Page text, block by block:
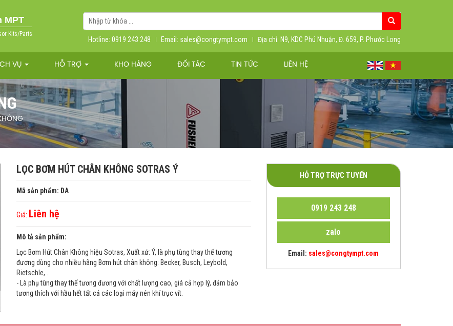
MPT
Kits/Parts
Hotline: 0919 243 248 Email: sales@congtympt.com Địa chỉ: N9, KDC Phú Nhuận, Đ. 659, P. Phước Long
VỤ HỖ TRỢ KHO HÀNG ĐỐI TÁC TIN TỨC LIÊN HỆ
LỌC BƠM HÚT CHÂN KHÔNG SOTRAS Ý
Mã sản phẩm: DA
Giá: Liên hệ
Mô tả sản phẩm:
Lọc Bơm Hút Chân Không hiệu Sotras, Xuất xứ: Ý, là phụ tùng thay thế tương
đương dùng cho nhiều hãng Bơm hút chân không: Becker, Busch, Leybold,
Rietschle, …
- Là phụ tùng thay thế tương đương với chất lượng cao, giá cả hợp lý, đảm bảo
tương thích với hầu hết tất cả các loại máy nén khí trục vít.
HỖ TRỢ TRỰC TUYẾN
0919 243 248
zalo
Email: sales@congtympt.com